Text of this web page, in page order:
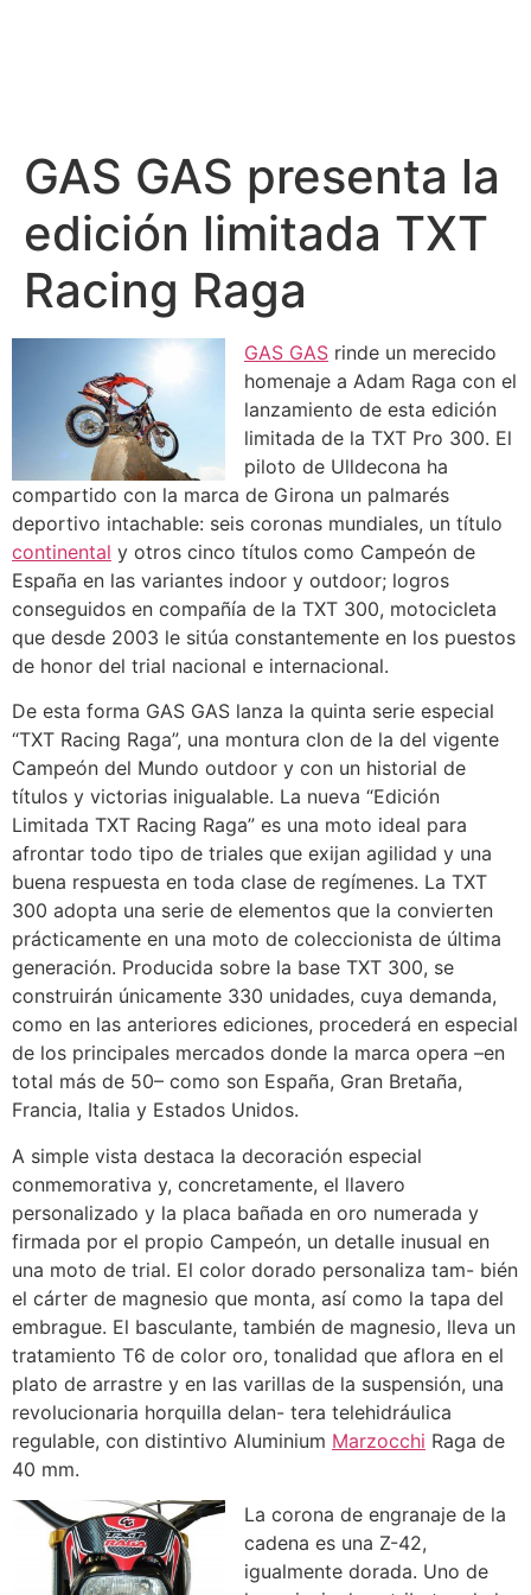
GAS GAS presenta la
edición limitada TXT
Racing Raga
GAS GAS rinde un merecido
homenaje a Adam Raga con el
lanzamiento de esta edición
limitada de la TXT Pro 300. El
piloto de Ulldecona ha
compartido con la marca de Girona un palmarés
deportivo intachable: seis coronas mundiales, un título
continental y otros cinco títulos como Campeón de
España en las variantes indoor y outdoor; logros
conseguidos en compañía de la TXT 300, motocicleta
que desde 2003 le sitúa constantemente en los puestos
de honor del trial nacional e internacional.
De esta forma GAS GAS lanza la quinta serie especial
“TXT Racing Raga”, una montura clon de la del vigente
Campeón del Mundo outdoor y con un historial de
títulos y victorias inigualable. La nueva “Edición
Limitada TXT Racing Raga” es una moto ideal para
afrontar todo tipo de triales que exijan agilidad y una
buena respuesta en toda clase de regímenes. La TXT
300 adopta una serie de elementos que la convierten
prácticamente en una moto de coleccionista de última
generación. Producida sobre la base TXT 300, se
construirán únicamente 330 unidades, cuya demanda,
como en las anteriores ediciones, procederá en especial
de los principales mercados donde la marca opera –en
total más de 50– como son España, Gran Bretaña,
Francia, Italia y Estados Unidos.
A simple vista destaca la decoración especial
conmemorativa y, concretamente, el llavero
personalizado y la placa bañada en oro numerada y
firmada por el propio Campeón, un detalle inusual en
una moto de trial. El color dorado personaliza tam- bién
el cárter de magnesio que monta, así como la tapa del
embrague. El basculante, también de magnesio, lleva un
tratamiento T6 de color oro, tonalidad que aflora en el
plato de arrastre y en las varillas de la suspensión, una
revolucionaria horquilla delan- tera telehidráulica
regulable, con distintivo Aluminium Marzocchi Raga de
40 mm.
La corona de engranaje de la
cadena es una Z-42,
igualmente dorada. Uno de